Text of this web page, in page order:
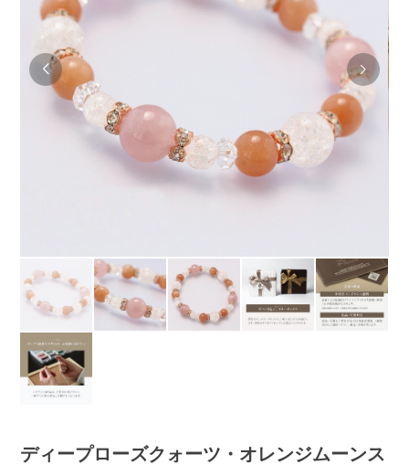
ディープローズクォーツ・オレンジムーンス